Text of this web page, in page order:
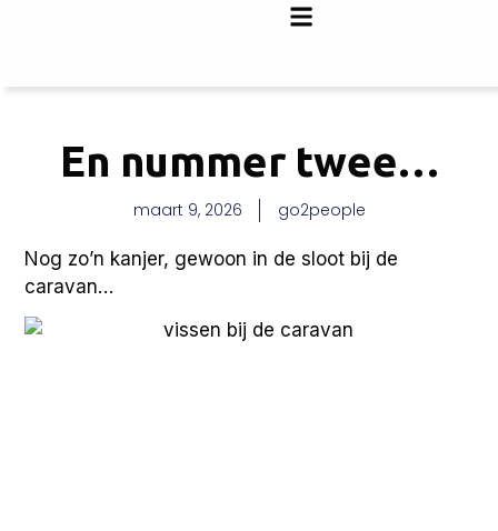
En nummer twee…
maart 9, 2026 go2people
Nog zo’n kanjer, gewoon in de sloot bij de
caravan…